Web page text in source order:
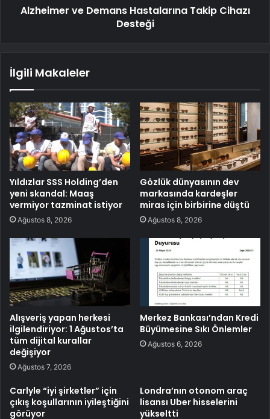
Alzheimer ve Demans Hastalarına Takip Cihazı
Desteği
İlgili Makaleler
Yıldızlar SSS Holding’den
yeni skandal: Maaş
vermiyor tazminat istiyor
Ağustos 8, 2026
Gözlük dünyasının dev
markasında kardeşler
miras için birbirine düştü
Ağustos 8, 2026
Alışveriş yapan herkesi
ilgilendiriyor: 1 Ağustos’ta
tüm dijital kurallar
değişiyor
Ağustos 7, 2026
Merkez Bankası’ndan Kredi
Büyümesine Sıkı Önlemler
Ağustos 6, 2026
Carlyle “iyi şirketler” için
çıkış koşullarının iyileştiğini
görüyor
Londra’nın otonom araç
lisansı Uber hisselerini
yükseltti